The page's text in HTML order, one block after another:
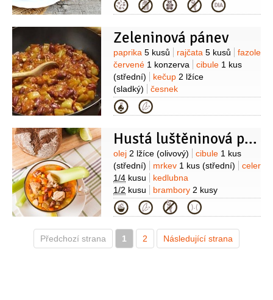
Kategorie
Zeleninová pánev
Suroviny
paprika 5 kusů rajčata 5 kusů
fazole
červené 1 konzerva cibule 1 kus
(střední)
kečup 2 lžíce
(sladký)
česnek
5 stroužků
Kategorie
Hustá luštěninová polévka
Suroviny
olej 2 lžíce (olivový) cibule 1 kus
(střední)
mrkev 1 kus (střední)
celer
1/4 kusu
kedlubna
1/2 kusu brambory 2 kusy
(střední)
česnek 2 stroužky
1 kus
rajčátka cherry10 kusů
Kategorie
Předchozí strana 1 2 Následující strana